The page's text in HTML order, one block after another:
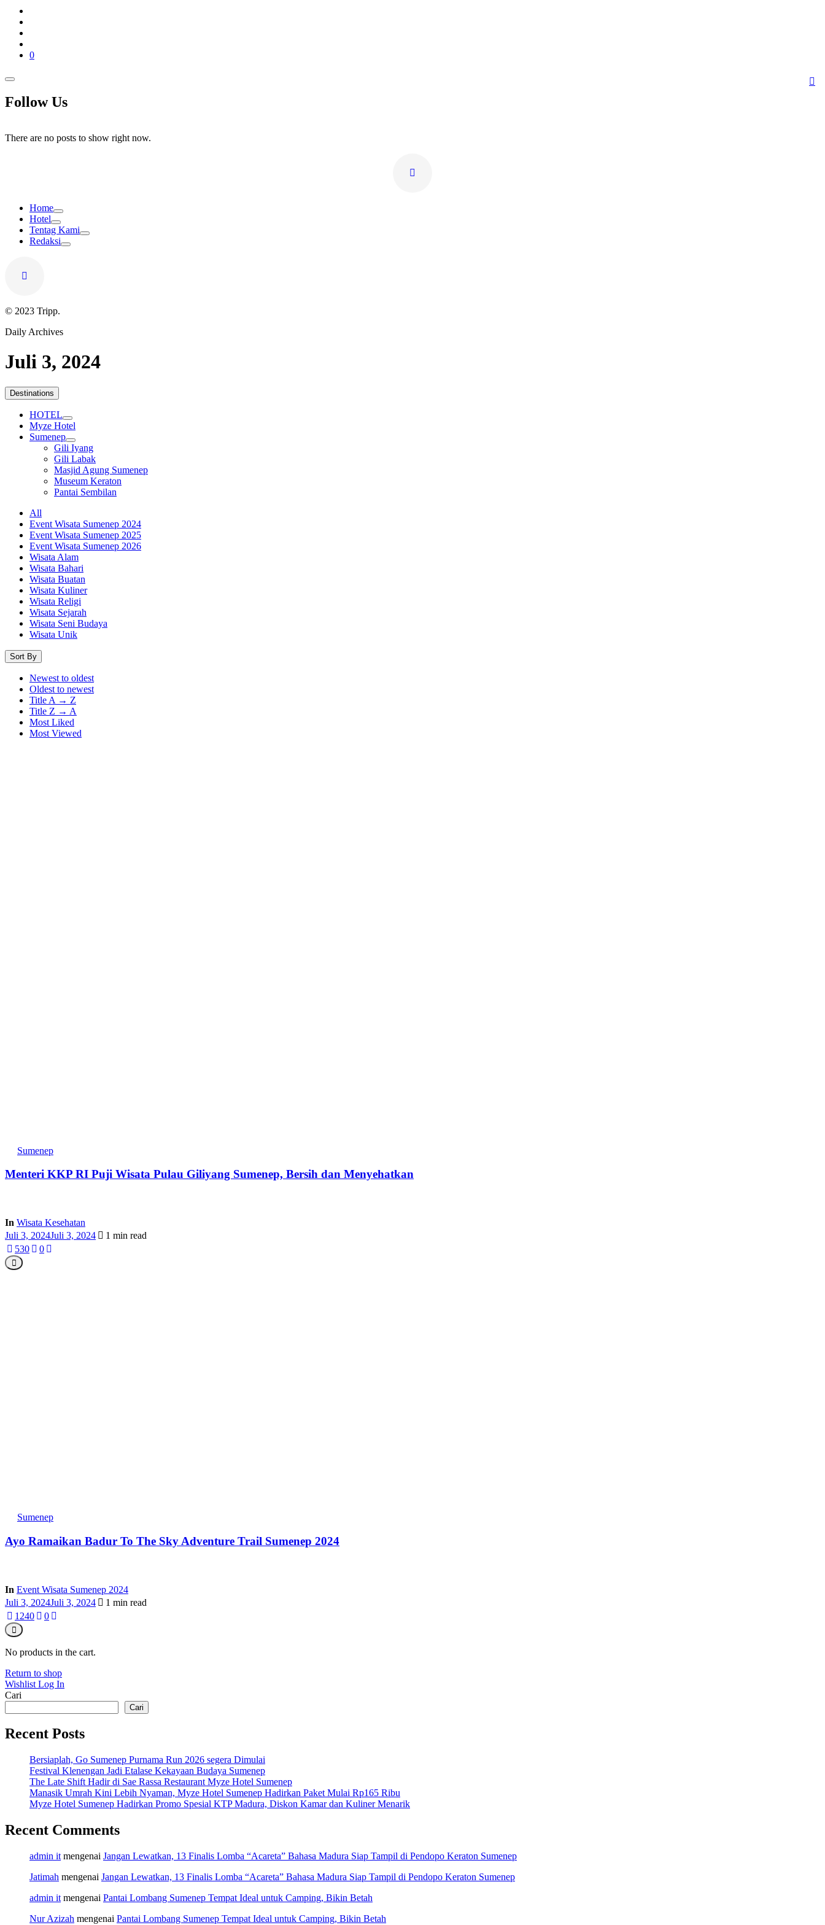
0
Follow Us
There are no posts to show right now.
Home
Hotel
Tentag Kami
Redaksi
© 2023 Tripp.
Daily Archives
Juli 3, 2024
Destinations
HOTEL
Myze Hotel
Sumenep
Gili Iyang
Gili Labak
Masjid Agung Sumenep
Museum Keraton
Pantai Sembilan
All
Event Wisata Sumenep 2024
Event Wisata Sumenep 2025
Event Wisata Sumenep 2026
Wisata Alam
Wisata Bahari
Wisata Buatan
Wisata Kuliner
Wisata Religi
Wisata Sejarah
Wisata Seni Budaya
Wisata Unik
Sort By
Newest to oldest
Oldest to newest
Title A → Z
Title Z → A
Most Liked
Most Viewed
Sumenep
Menteri KKP RI Puji Wisata Pulau Giliyang Sumenep, Bersih dan Menyehatkan
In Wisata Kesehatan
Juli 3, 2024Juli 3, 2024
1 min read
530 0
Sumenep
Ayo Ramaikan Badur To The Sky Adventure Trail Sumenep 2024
In Event Wisata Sumenep 2024
Juli 3, 2024Juli 3, 2024
1 min read
1240 0
No products in the cart.
Return to shop
Wishlist Log In
Cari
Cari
Recent Posts
Bersiaplah, Go Sumenep Purnama Run 2026 segera Dimulai
Festival Klenengan Jadi Etalase Kekayaan Budaya Sumenep
The Late Shift Hadir di Sae Rassa Restaurant Myze Hotel Sumenep
Manasik Umrah Kini Lebih Nyaman, Myze Hotel Sumenep Hadirkan Paket Mulai Rp165 Ribu
Myze Hotel Sumenep Hadirkan Promo Spesial KTP Madura, Diskon Kamar dan Kuliner Menarik
Recent Comments
admin it mengenai Jangan Lewatkan, 13 Finalis Lomba “Acareta” Bahasa Madura Siap Tampil di Pendopo Keraton Sumenep
Jatimah mengenai Jangan Lewatkan, 13 Finalis Lomba “Acareta” Bahasa Madura Siap Tampil di Pendopo Keraton Sumenep
admin it mengenai Pantai Lombang Sumenep Tempat Ideal untuk Camping, Bikin Betah
Nur Azizah mengenai Pantai Lombang Sumenep Tempat Ideal untuk Camping, Bikin Betah